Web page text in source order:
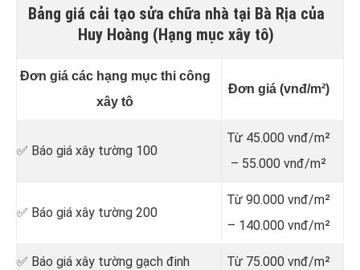
Bảng giá cải tạo sửa chữa nhà tại Bà Rịa của
Huy Hoàng (Hạng mục xây tô)
Đơn giá các hạng mục thi công
xây tô
Đơn giá (vnđ/m²)
✅ Báo giá xây tường 100
Từ 45.000 vnđ/m²
– 55.000 vnđ/m²
✅ Báo giá xây tường 200
Từ 90.000 vnđ/m²
– 140.000 vnđ/m²
✅ Báo giá xây tường gạch đinh
Từ 75.000 vnđ/m²